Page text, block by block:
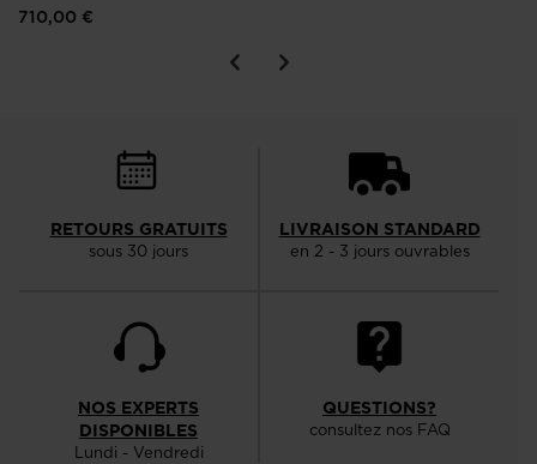
710,00 €
RETOURS GRATUITS
sous 30 jours
LIVRAISON STANDARD
en 2 - 3 jours ouvrables
NOS EXPERTS
DISPONIBLES
Lundi - Vendredi
QUESTIONS?
consultez nos FAQ